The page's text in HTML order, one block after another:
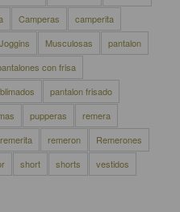
Camperas
camperita
Joggins Musculosas
pantalon
con frisa
pantalon frisado
pupperas
remera
remerita remeron
Remerones
short shorts vestidos